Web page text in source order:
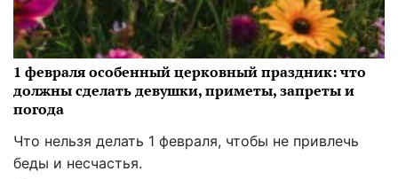
1 февраля особенный церковный праздник: что
должны сделать девушки, приметы, запреты и
погода
Что нельзя делать 1 февраля, чтобы не привлечь
беды и несчастья.